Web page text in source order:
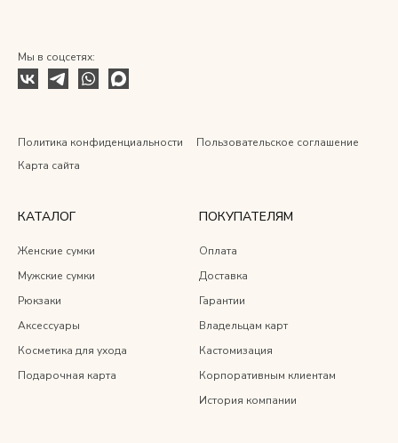
Мы в соцсетях:
Политика конфиденциальности
Пользовательское соглашение
Карта сайта
КАТАЛОГ
Женские сумки
Мужские сумки
Рюкзаки
Аксессуары
Косметика для ухода
Подарочная карта
ПОКУПАТЕЛЯМ
Оплата
Доставка
Гарантии
Владельцам карт
Кастомизация
Корпоративным клиентам
История компании